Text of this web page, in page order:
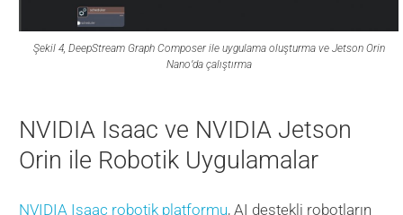
Şekil 4, DeepStream Graph Composer ile uygulama oluşturma ve Jetson Orin
Nano’da çalıştırma
NVIDIA Isaac ve NVIDIA Jetson
Orin ile Robotik Uygulamalar
NVIDIA Isaac robotik platformu, AI destekli robotların